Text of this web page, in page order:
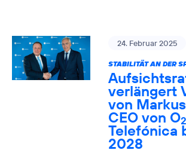
24. Februar 2025
STABILITÄT AN DER
verlängert
von
CEO von O2
Telefónica
2028